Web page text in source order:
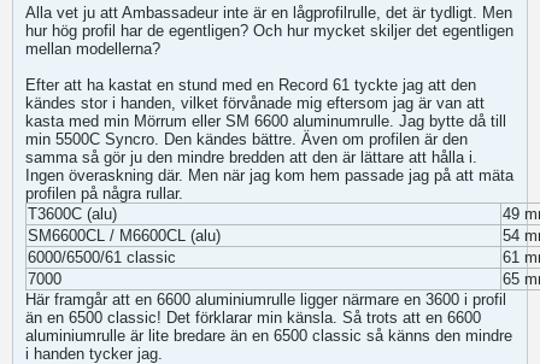
Alla vet ju att Ambassadeur inte är en lågprofilrulle, det är tydligt. Men
hur hög profil har de egentligen? Och hur mycket skiljer det egentligen
mellan modellerna?
Efter att ha kastat en stund med en Record 61 tyckte jag att den
kändes stor i handen, vilket förvånade mig eftersom jag är van att
kasta med min Mörrum eller SM 6600 aluminumrulle. Jag bytte då till
min 5500C Syncro. Den kändes bättre. Även om profilen är den
samma så gör ju den mindre bredden att den är lättare att hålla i.
Ingen överaskning där. Men när jag kom hem passade jag på att mäta
profilen på några rullar.
T3600C (alu)
49
SM6600CL / M6600CL (alu)
54
6000/6500/61 classic
61
7000
65
Här framgår att en 6600 aluminiumrulle ligger närmare en 3600 i profil
än en 6500 classic! Det förklarar min känsla. Så trots att en 6600
aluminiumrulle är lite bredare än en 6500 classic så känns den mindre
i handen tycker jag.